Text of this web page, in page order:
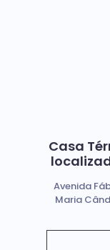
Casa
Avenida
Maria